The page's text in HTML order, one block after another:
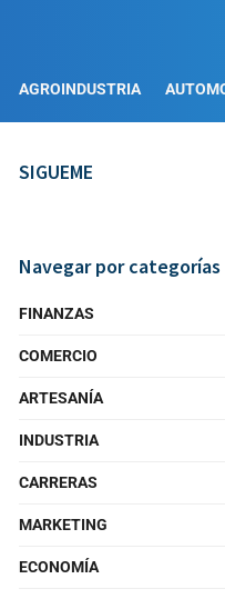
AGROINDUSTRIA
SIGUEME
Navegar por categorías
FINANZAS
COMERCIO
ARTESANÍA
INDUSTRIA
CARRERAS
MARKETING
ECONOMÍA